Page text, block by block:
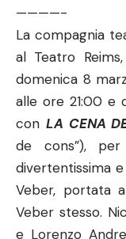
————-
La compagnia
al Teatro
domenica 8
alle ore 21:00 e
con LA CENA
de cons”),
divertentissima
Veber, portata
Veber stesso.
e Lorenzo